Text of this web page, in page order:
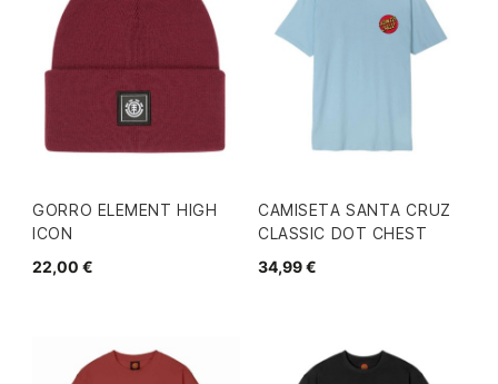
GORRO ELEMENT HIGH
ICON
22,00 €
CAMISETA SANTA CRUZ
CLASSIC DOT CHEST
34,99 €